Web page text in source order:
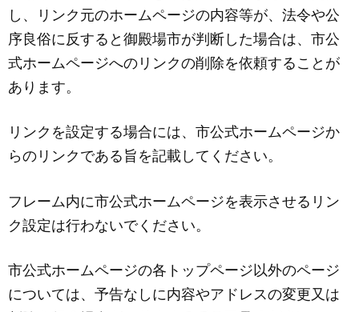
し、リンク元のホームページの内容等が、法令や公
序良俗に反すると御殿場市が判断した場合は、市公
式ホームページへのリンクの削除を依頼することが
あります。
リンクを設定する場合には、市公式ホームページか
らのリンクである旨を記載してください。
フレーム内に市公式ホームページを表示させるリン
ク設定は行わないでください。
市公式ホームページの各トップページ以外のページ
については、予告なしに内容やアドレスの変更又は